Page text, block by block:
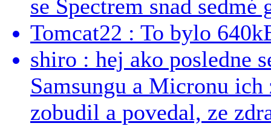
se Spectrem snad sedmé
Tomcat22 : To bylo
shiro : hej ako posledne
Samsungu a Micronu
zobudil a povedal, ze